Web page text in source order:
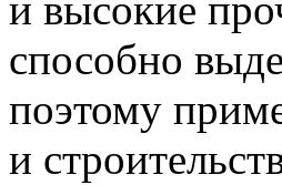
и высокие
способно
поэтому
и